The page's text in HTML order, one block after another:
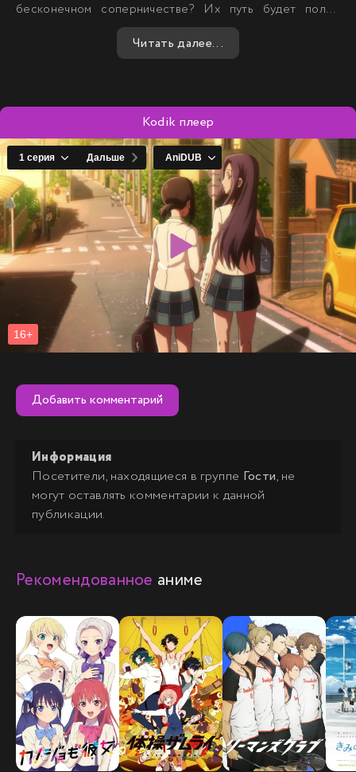
бесконечном соперничестве? Их путь будет полон
эмоций, испытаний и неожиданных поворотов, которые
заставят зрителей переживать вместе с ними каждую
Читать далее...
Kodik плеер
Добавить комментарий
Информация
Посетители, находящиеся в группе Гости, не
могут оставлять комментарии к данной
публикации.
Рекомендованное аниме